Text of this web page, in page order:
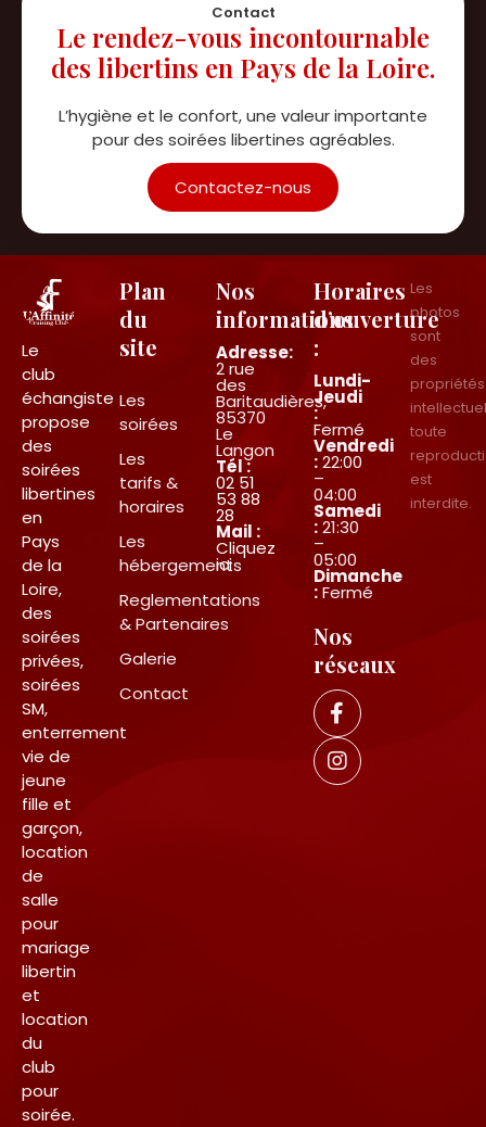
Contact
Le rendez-vous incontournable
des libertins en Pays de la Loire.
L’hygiène et le confort, une valeur importante
pour des soirées libertines agréables.
Contactez-nous
Le
club
échangiste
propose
des
soirées
libertines
en
Pays
de la
Loire,
des
soirées
privées,
soirées
SM,
enterrement
vie de
jeune
fille et
garçon,
location
de
salle
pour
mariage
libertin
et
location
du
club
pour
soirée.
Plan
du
site
Les
soirées
Les
tarifs &
horaires
Les
hébergements
Reglementations
& Partenaires
Galerie
Contact
Nos
informations
Adresse:
2 rue
des
Baritaudières,
85370
Le
Langon
Tél :
02 51
53 88
28
Mail :
Cliquez
ici
Horaires
d’ouverture
:
Lundi-
Jeudi
:
Fermé
Vendredi
:22:00
–
04:00
Samedi
:21:30
–
05:00
Dimanche
:Fermé
Nos
réseaux
Les
photos
sont
des
propriétés
toute
est
interdite.